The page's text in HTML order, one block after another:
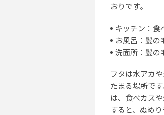
おりです。
キッチン：食
お風呂：髪の
洗面所：髪の
フタは水アカ
たまる場所で
は、食べカス
すると、ぬめ